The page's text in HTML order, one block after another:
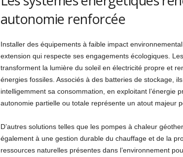
autonomie renforcée
Installer des équipements à faible impact
extension qui respecte ses engagements écologiques.
transforment la lumière du soleil en électricité propre et
énergies fossiles. Associés à des batteries de stockage,
intelligemment sa consommation, en exploitant l’énergie
autonomie partielle ou totale représente un atout majeur
D’autres solutions telles que les pompes à chaleur
également à une gestion durable du chauffage et de la
ressources naturelles présentes dans l’environnement